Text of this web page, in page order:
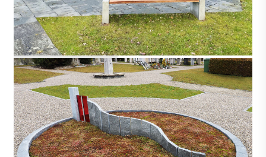
NIEDERGLATT